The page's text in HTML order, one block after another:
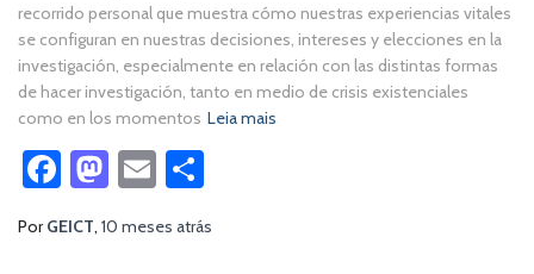
recorrido personal que muestra cómo nuestras experiencias vitales
se configuran en nuestras decisiones, intereses y elecciones en la
investigación, especialmente en relación con las distintas formas
de hacer investigación, tanto en medio de crisis existenciales
como en los momentos Leia mais
Facebook
Mastodon
Email
PorGEICT, 10 meses atrás